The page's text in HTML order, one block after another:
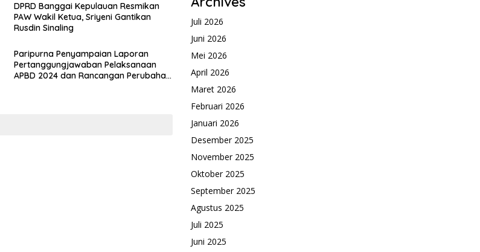
DPRD Banggai Kepulauan Resmikan
PAW Wakil Ketua, Sriyeni Gantikan
Rusdin Sinaling
Paripurna Penyampaian Laporan
Pertanggungjawaban Pelaksanaan
APBD 2024 dan Rancangan Perubahan
Juli 2026
Juni 2026
Mei 2026
April 2026
Maret 2026
Februari 2026
Januari 2026
Desember 2025
November 2025
Oktober 2025
September 2025
Agustus 2025
Juli 2025
Juni 2025